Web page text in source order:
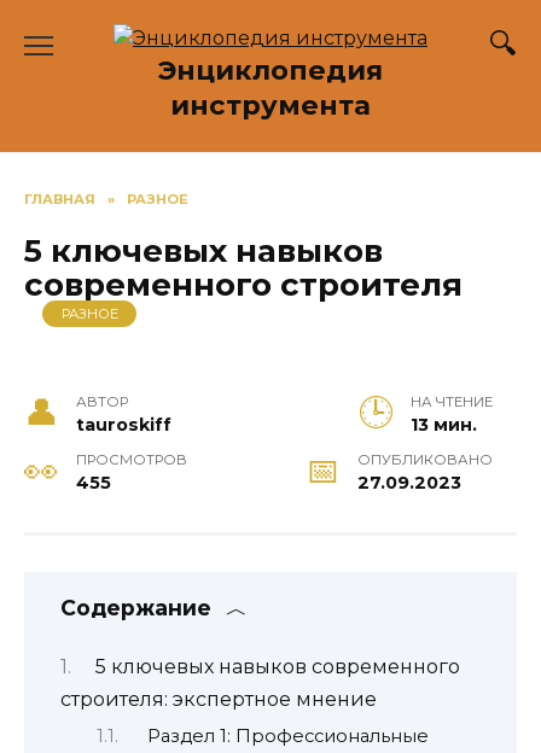
Энциклопедия
инструмента
ГЛАВНАЯ » РАЗНОЕ
5 ключевых навыков
современного строителя
РАЗНОЕ
АВТОР
tauroskiff
НА ЧТЕНИЕ
13 мин.
ПРОСМОТРОВ
455
ОПУБЛИКОВАНО
27.09.2023
Содержание
5 ключевых навыков современного
строителя: экспертное мнение
Раздел 1: Профессиональные